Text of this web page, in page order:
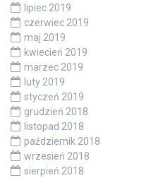
lipiec 2019
czerwiec 2019
maj 2019
kwiecień 2019
marzec 2019
luty 2019
styczeń 2019
grudzień 2018
listopad 2018
październik 2018
wrzesień 2018
sierpień 2018